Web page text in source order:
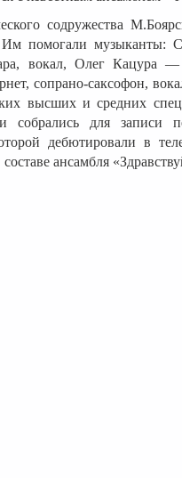
содружества
Им помогали музыканты:
вокал, Олег Кацура
сопрано-саксофон,
высших и средних
собрались для записи
дебютировали в
ансамбля